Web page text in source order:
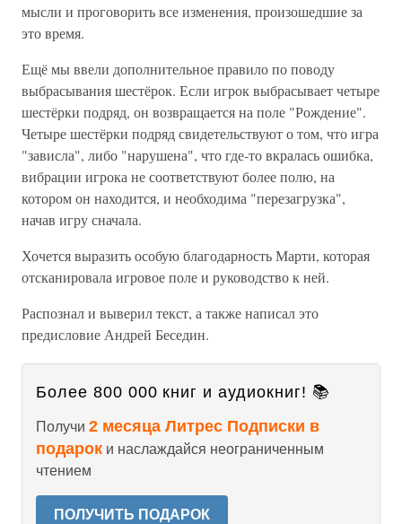
мысли и проговорить все изменения, произошедшие за
это время.
Ещё мы ввели дополнительное правило по поводу
выбрасывания шестёрок. Если игрок выбрасывает четыре
шестёрки подряд, он возвращается на поле "Рождение".
Четыре шестёрки подряд свидетельствуют о том, что игра
"зависла", либо "нарушена", что где-то вкралась ошибка,
вибрации игрока не соответствуют более полю, на
котором он находится, и необходима "перезагрузка",
начав игру сначала.
Хочется выразить особую благодарность Марти, которая
отсканировала игровое поле и руководство к ней.
Распознал и выверил текст, а также написал это
предисловие Андрей Беседин.
Более 800 000 книг и аудиокниг! 📚
Получи 2 месяца Литрес Подписки в
подарок и наслаждайся неограниченным
чтением
ПОЛУЧИТЬ ПОДАРОК